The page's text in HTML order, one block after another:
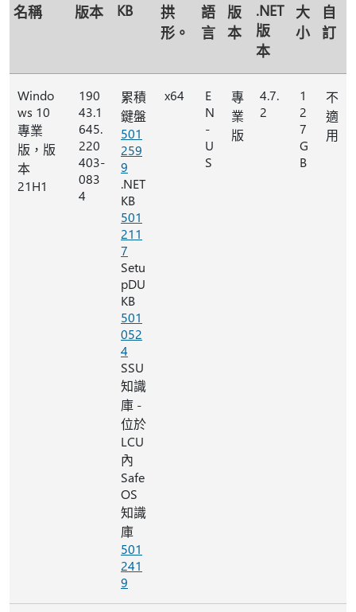
名稱 版本 KB
拱
形。
語
言
版
本
.NET
版
本
大
小
自
訂
Windo
ws 10
專業
版，版
本
21H1
190
43.1
645.
220
403-
083
4
累積
鍵盤
501
259
9
.NET
KB
501
211
7
Setu
pDU
KB
501
052
4
SSU
知識
庫 -
位於
LCU
內
Safe
OS
知識
庫
501
241
9
x64
E
N
-
U
S
專
業
版
4.7.
2
1
2
7
G
B
不
適
用